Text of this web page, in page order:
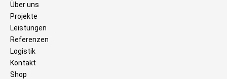
Über uns
Projekte
Leistungen
Referenzen
Logistik
Kontakt
Shop